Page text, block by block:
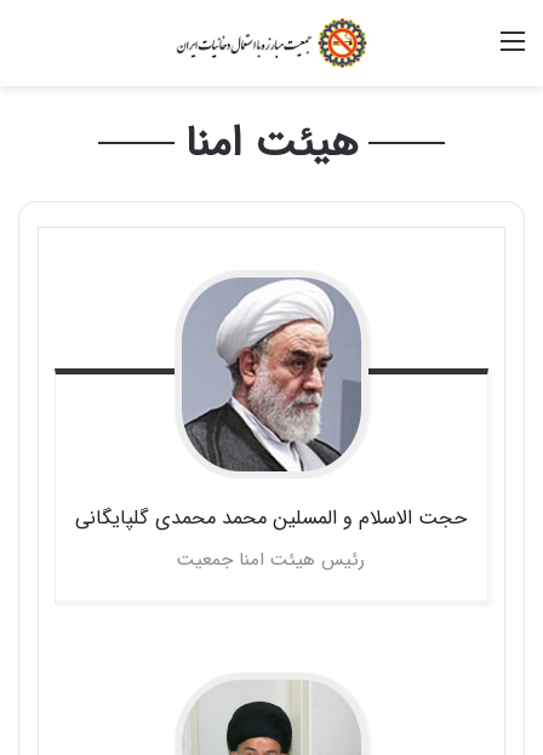
هیئت امنا
حجت الاسلام و المسلین محمد محمدی گلپایگانی
رئیس هیئت امنا جمعیت